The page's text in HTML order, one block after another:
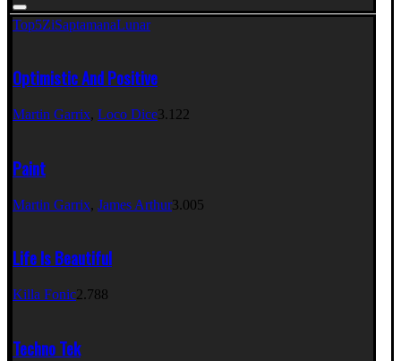
Top5ZiSaptamanaLunar
Optimistic And Positive
Martin Garrix, Loco Dice3.122
Paint
Martin Garrix, James Arthur3.005
Life Is Beautiful
Killa Fonic2.788
Techno Tek